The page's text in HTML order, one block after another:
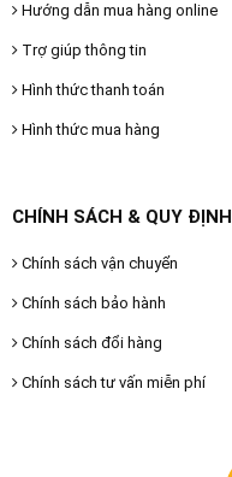
Hướng dẫn mua hàng online
Trợ giúp thông tin
Hình thức thanh toán
Hình thức mua hàng
CHÍNH SÁCH & QUY ĐỊNH
Chính sách vận chuyển
Chính sách bảo hành
Chính sách đổi hàng
Chính sách tư vấn miễn phí